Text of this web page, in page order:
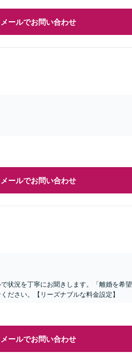
メールでお問い合わせ
メールでお問い合わせ
状況を丁寧にお聞きします。「離婚を希望
ださい。【リーズナブルな料金設定】
メールでお問い合わせ